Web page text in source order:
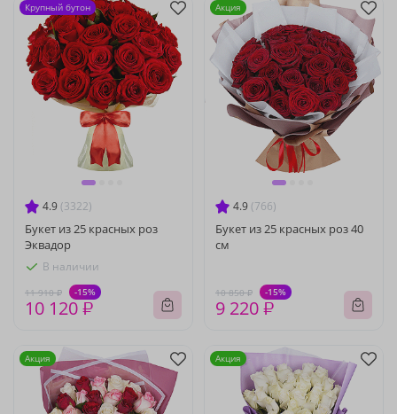
4.9 (3322)
Букет из 25 красных роз
Эквадор
В наличии
11 910 ₽ -15%
10 120 ₽
Крупный бутон
4.9 (766)
Букет из 25 красных роз 40
см
10 850 ₽ -15%
9 220 ₽
Акция
Акция Акция